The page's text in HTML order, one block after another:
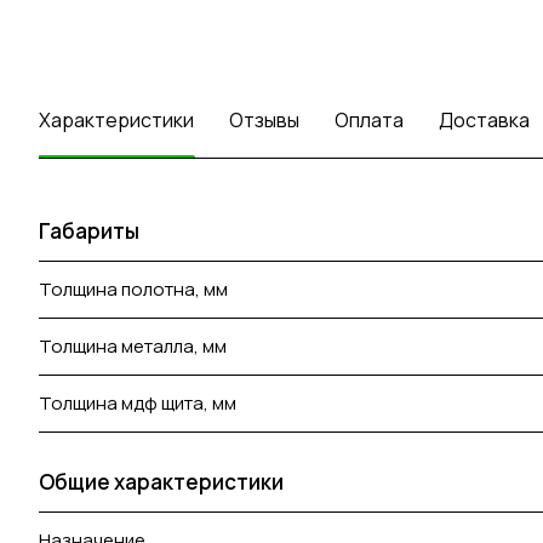
Характеристики Отзывы Оплата Доставка
Габариты
Толщина полотна, мм
Толщина металла, мм
Толщина мдф щита, мм
Общие характеристики